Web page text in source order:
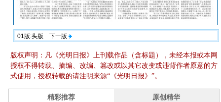
01版:头版 下一版
版权声明：凡《光明日报》上刊载作品（含标题），未经本报或本网
授权不得转载、摘编、改编、篡改或以其它改变或违背作者原意的方
式使用，授权转载的请注明来源“《光明日报》”。